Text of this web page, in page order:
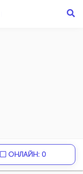
ОНЛАЙН: 0